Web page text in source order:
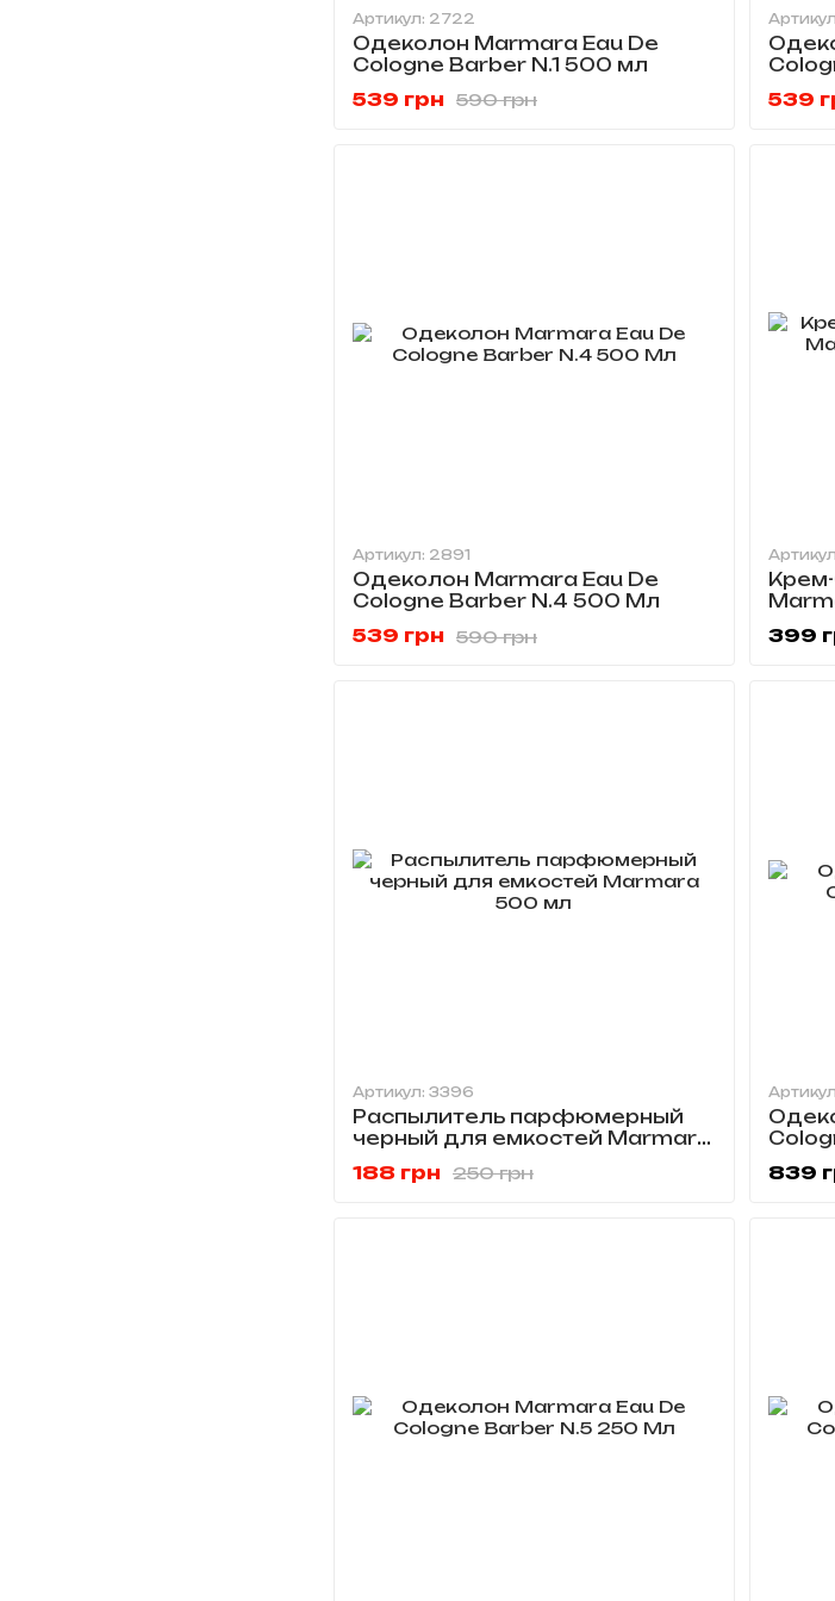
Артикул: 2722
Одеколон Marmara Eau De
Cologne Barber N.1 500 мл
590 грн
539 грн 539
Артикул: 2891
Одеколон Marmara Eau De
Cologne Barber N.4 500 Мл
590 грн
539 грн 399
Артикул: 3396
Распылитель парфюмерный
черный для емкостей Marmara
250 грн
188 грн
839